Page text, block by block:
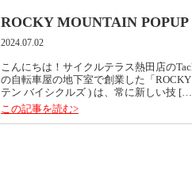
ROCKY MOUNTAIN POPUP
2024.07.02
こんにちは！サイクルテラス熱田店の
の自転車屋の地下室で創業した「
テン バイシクルズ ) は、常に新しい技
この記事を読む>